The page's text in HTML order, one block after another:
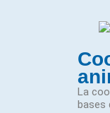
La
bases